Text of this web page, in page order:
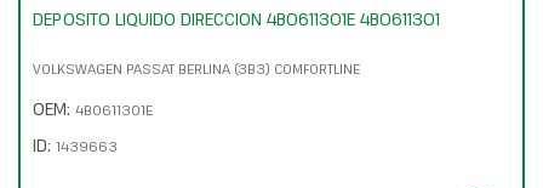
DEPOSITO LIQUIDO DIRECCION 4B0611301E 4B0611301
VOLKSWAGEN PASSAT BERLINA (3B3) COMFORTLINE
OEM: 4B0611301E
ID: 1439663